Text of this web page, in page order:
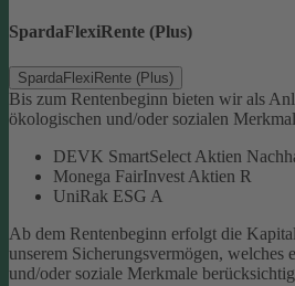
SpardaFlexiRente (Plus)
SpardaFlexiRente (Plus)
Bis zum Rentenbeginn bieten wir als
ökologischen und/oder sozialen
DEVK SmartSelect Aktien
Monega FairInvest Aktien R
UniRak ESG A
Ab dem Rentenbeginn erfolgt die
unserem Sicherungsvermögen, welches
und/oder soziale Merkmale